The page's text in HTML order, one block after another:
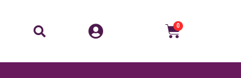
Buscar 0Carrito